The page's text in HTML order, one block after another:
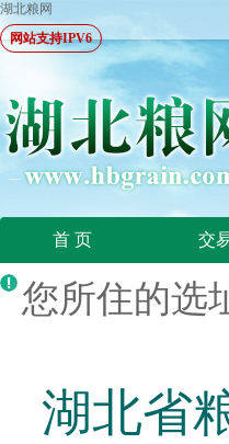
湖北粮网
网站支持IPV6
首 页 交
您所住的选
湖北省